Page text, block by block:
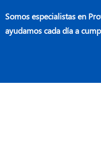
Somos especialistas en
ayudamos cada día a